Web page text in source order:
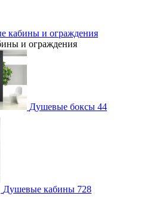
кабины и ограждения
и ограждения
Душевые боксы 44
Душевые кабины 728